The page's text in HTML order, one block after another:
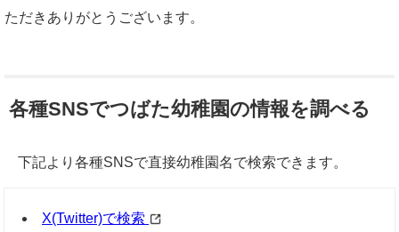
ただきありがとうございます。
各種SNSでつばた幼稚園の情報を調べる
下記より各種SNSで直接幼稚園名で検索できます。
X(Twitter)で検索